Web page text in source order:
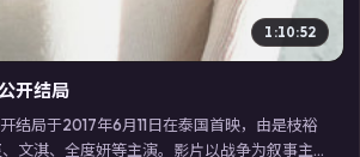
1:10:52
开结局
局于2017年6月11日在泰国首映，由是枝裕
文淇、全度妍等主演。影片以战争为叙事主